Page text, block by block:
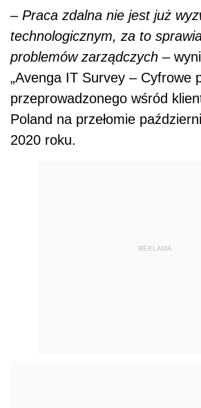
– Praca zdalna nie jest już
technologicznym, za to
problemów zarządczych –
„Avenga IT Survey – Cyfrowe
przeprowadzonego wśród
Poland na przełomie
2020 roku.
REKLAMA